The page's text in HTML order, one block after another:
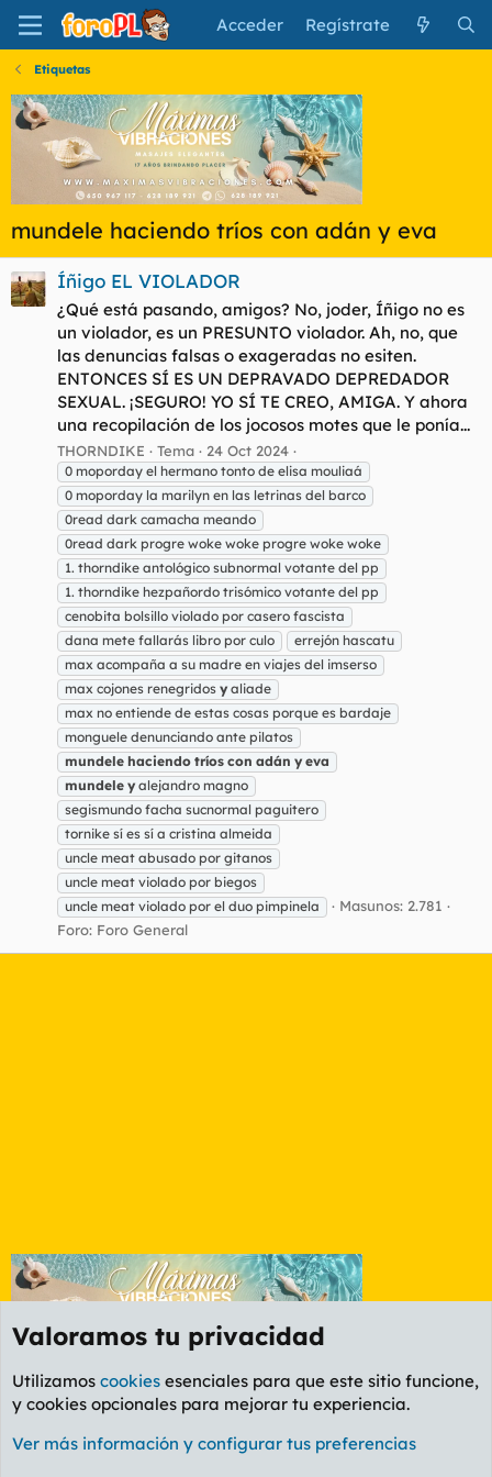
Acceder Regístrate
Etiquetas
mundele haciendo tríos con adán y eva
Íñigo EL VIOLADOR
¿Qué está pasando, amigos? No, joder, Íñigo no es
un violador, es un PRESUNTO violador. Ah, no, que
las denuncias falsas o exageradas no esiten.
ENTONCES SÍ ES UN DEPRAVADO DEPREDADOR
SEXUAL. ¡SEGURO! YO SÍ TE CREO, AMIGA. Y ahora
una recopilación de los jocosos motes que le ponía...
THORNDIKE Tema 24 Oct 2024
0 moporday el hermano tonto de elisa mouliaá
0 moporday la marilyn en las letrinas del barco
0read dark camacha meando
0read dark progre woke woke progre woke woke
1. thorndike antológico subnormal votante del pp
1. thorndike hezpañordo trisómico votante del pp
cenobita bolsillo violado por casero fascista
dana mete fallarás libro por culo
errejón hascatu
max acompaña a su madre en viajes del imserso
max cojones renegridos y aliade
max no entiende de estas cosas porque es bardaje
monguele denunciando ante pilatos
mundele haciendo tríos con adán y eva
mundele y alejandro magno
segismundo facha sucnormal paguitero
tornike sí es sí a cristina almeida
uncle meat abusado por gitanos
uncle meat violado por biegos
uncle meat violado por el duo pimpinela
Masunos: 2.781
Foro: Foro General
Etiquetas
Cookies
PL OLDSTYLE AMARILLO
Valoramos tu privacidad
Utilizamos cookies esenciales para que este sitio funcione,
y cookies opcionales para mejorar tu experiencia.
Ver más información y configurar tus preferencias